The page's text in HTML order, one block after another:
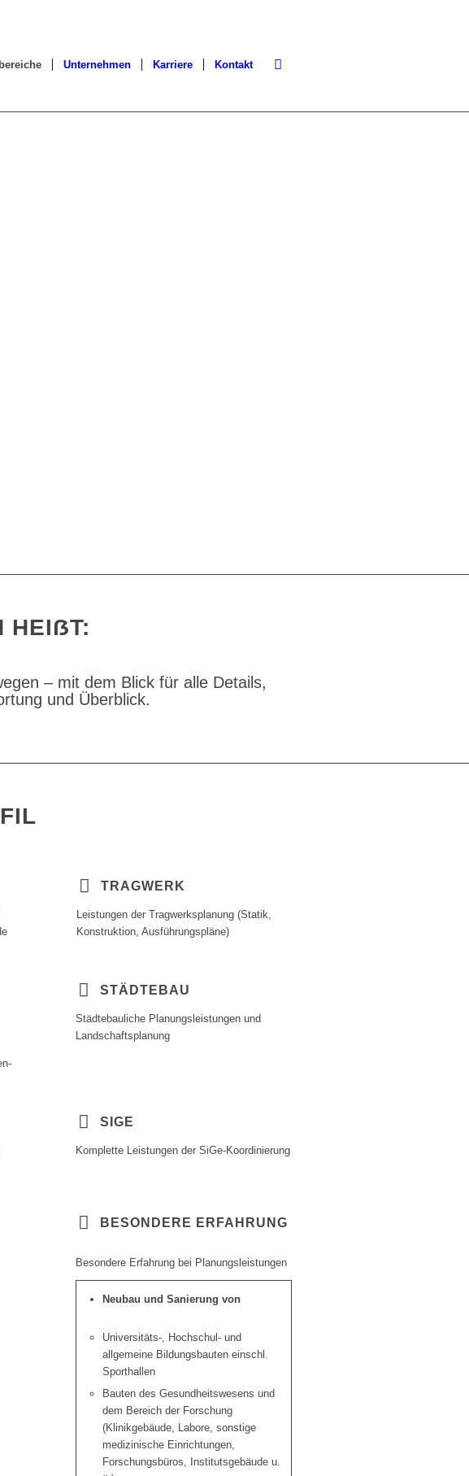
Unternehmen Karriere Kontakt
HEIẞT:
– mit dem Blick für alle Details,
und Überblick.
TRAGWERK
Leistungen der Tragwerksplanung (Statik,
Konstruktion, Ausführungspläne)
STÄDTEBAU
Städtebauliche Planungsleistungen und
Landschaftsplanung
SIGE
Komplette Leistungen der SiGe-Koordinierung
BESONDERE ERFAHRUNG
Besondere Erfahrung bei Planungsleistungen
Neubau und Sanierung von
Universitäts-, Hochschul- und
allgemeine Bildungsbauten einschl.
Sporthallen
Bauten des Gesundheitswesens und
dem Bereich der Forschung
(Klinikgebäude, Labore, sonstige
medizinische Einrichtungen,
Forschungsbüros, Institutsgebäude u.